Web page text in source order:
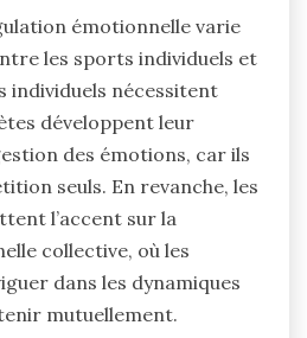
émotionnelle varie
les sports individuels et
individuels nécessitent
développent leur
des émotions, car ils
seuls. En revanche, les
l’accent sur la
collective, où les
dans les dynamiques
mutuellement.